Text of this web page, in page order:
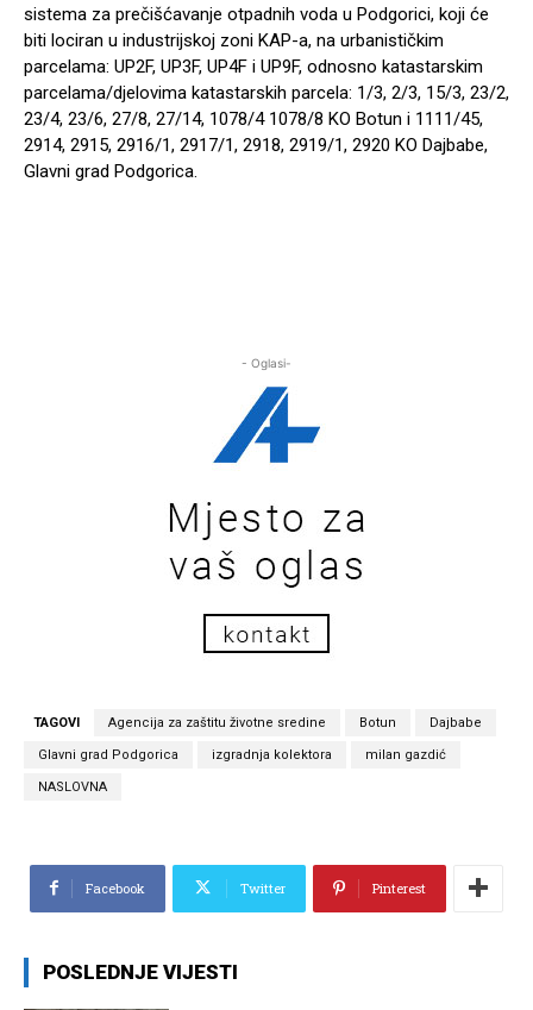
sistema za prečišćavanje otpadnih voda u Podgorici, koji će
biti lociran u industrijskoj zoni KAP-a, na urbanističkim
parcelama: UP2F, UP3F, UP4F i UP9F, odnosno katastarskim
parcelama/djelovima katastarskih parcela: 1/3, 2/3, 15/3, 23/2,
23/4, 23/6, 27/8, 27/14, 1078/4 1078/8 KO Botun i 1111/45,
2914, 2915, 2916/1, 2917/1, 2918, 2919/1, 2920 KO Dajbabe,
Glavni grad Podgorica.
- Oglasi-
TAGOVI Agencija za zaštitu životne sredine Botun Dajbabe
Glavni grad Podgorica izgradnja kolektora milan gazdić
NASLOVNA
Facebook Twitter Pinterest
POSLEDNJE VIJESTI